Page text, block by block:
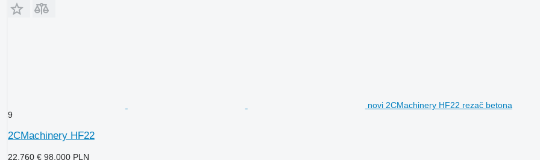
novi 2CMachinery HF22 rezač betona
9
2CMachinery HF22
22.760 € 98.000 PLN